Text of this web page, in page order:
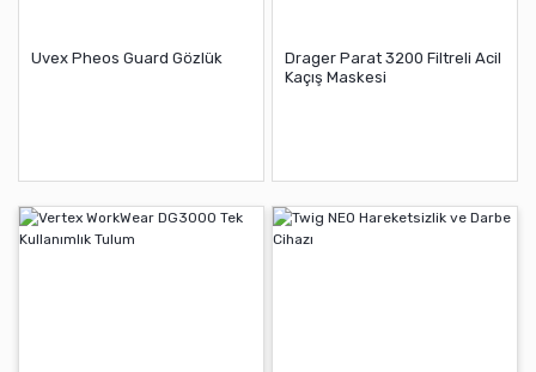
Uvex Pheos Guard Gözlük
Drager Parat 3200 Filtreli Acil
Kaçış Maskesi